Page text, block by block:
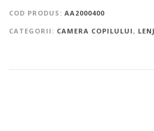
COD PRODUS: AA2000400
CATEGORII: CAMERA COPILULUI ,